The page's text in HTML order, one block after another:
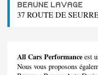
BEAUNE LAVAGE
37 ROUTE DE
All Cars Performance est
Nous vous proposons